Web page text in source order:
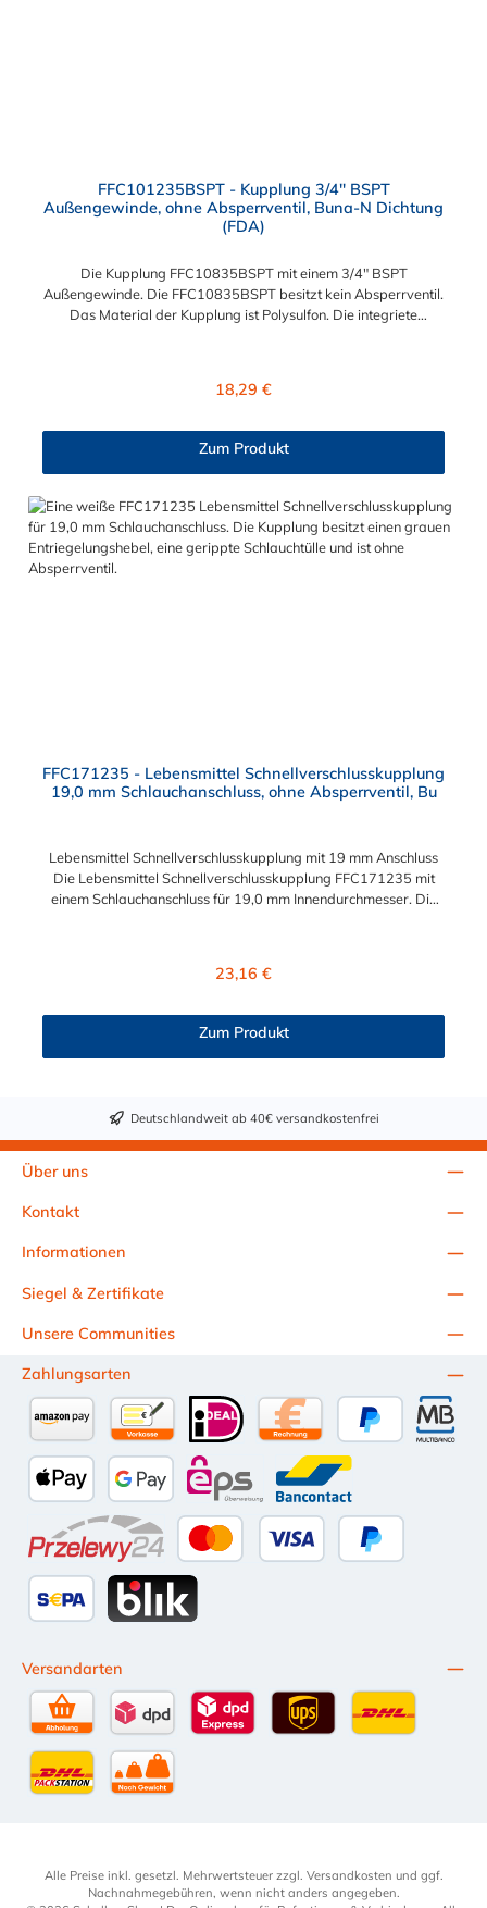
FFC101235BSPT - Kupplung 3/4" BSPT
Außengewinde, ohne Absperrventil, Buna-N Dichtung
(FDA)
Die Kupplung FFC10835BSPT mit einem 3/4" BSPT
Außengewinde. Die FFC10835BSPT besitzt kein Absperrventil.
Das Material der Kupplung ist Polysulfon. Die integriete
Serie kombinieren.
Regulärer Preis:
18,29 €
Zum Produkt
FFC171235 - Lebensmittel Schnellverschlusskupplung
19,0 mm Schlauchanschluss, ohne Absperrventil, Bu
Lebensmittel Schnellverschlusskupplung mit 19 mm Anschluss
Die Lebensmittel Schnellverschlusskupplung FFC171235 mit
einem Schlauchanschluss für 19,0 mm Innendurchmesser. Die
Stecker hat ein Innenmaß von ≈ 24,6 mm. Max. Betriebsdruck:
°C lebensmitteltauglich Sie können diese Lebensmittel
Schnellverschlusskupplung mit allen Steckern der FFC35- Serie
kombinieren.
Regulärer Preis:
23,16 €
Zum Produkt
Deutschlandweit ab 40€ versandkostenfrei
Über uns
Kontakt
Informationen
Unsere Communities
Siegel & Zertifikate
Zahlungsarten
Kauf auf Rechnung (10 Tage
Apple Pay Google Pay eps Bancontact
Przelewy24
Amazon PayVorkasse per Überweisung
Versandarten
DPD Standardversand
Selbstabholung
Alle Preise inkl. gesetzl. Mehrwertsteuer zzgl. Versandkosten und ggf.
Nachnahmegebühren, wenn nicht anders angegeben.